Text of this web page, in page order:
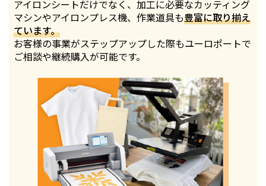
アイロンシートだけでなく、加工に必要なカッティング
マシンやアイロンプレス機、作業道具も豊富に取り揃え
ています。
お客様の事業がステップアップした際もユーロポートで
ご相談や継続購入が可能です。